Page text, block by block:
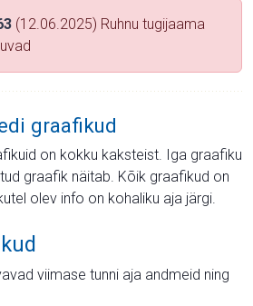
(12.06.2025) Ruhnu tugijaama
graafikud
on kokku kaksteist. Iga graafiku
graafik näitab. Kõik graafikud on
olev info on kohaliku aja järgi.
viimase tunni aja andmeid ning